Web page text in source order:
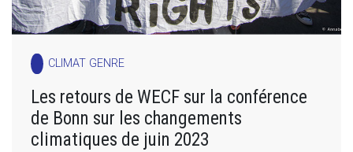
CLIMAT GENRE
Les retours de WECF sur la conférence
de Bonn sur les changements
climatiques de juin 2023